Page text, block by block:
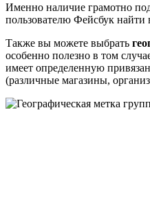
Именно наличие грамотно
пользователю Фейсбук найти
Также вы можете выбрать
особенно полезно в том
имеет определенную
(различные магазины,